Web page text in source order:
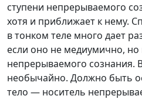
ступени непрерываемого
хотя и приближает к нему.
в тонком теле много дает
если оно не медиумично, но
непрерываемого сознания.
необычайно. Должно быть
тело — носитель